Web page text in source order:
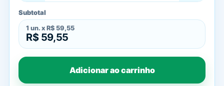
Subtotal
1 un. x R$ 59,55
R$ 59,55
Adicionar ao carrinho